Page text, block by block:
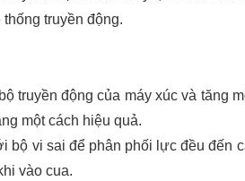
truyền động.
truyền động của máy xúc và tăng
một cách hiệu quả.
vi sai để phân phối lực đều đến
vào cua.